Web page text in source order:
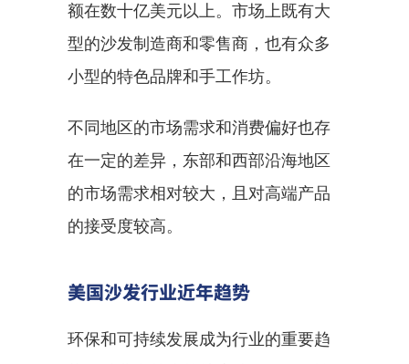
额在数十亿美元以上。市场上既有大
型的沙发制造商和零售商，也有众多
小型的特色品牌和手工作坊。
不同地区的市场需求和消费偏好也存
在一定的差异，东部和西部沿海地区
的市场需求相对较大，且对高端产品
的接受度较高。
美国沙发行业近年趋势
环保和可持续发展成为行业的重要趋